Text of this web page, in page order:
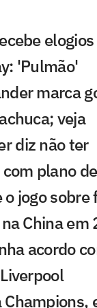
'Pulmão'
marca
veja
diz não ter
plano
o jogo sobre
China em
acordo
Champions,